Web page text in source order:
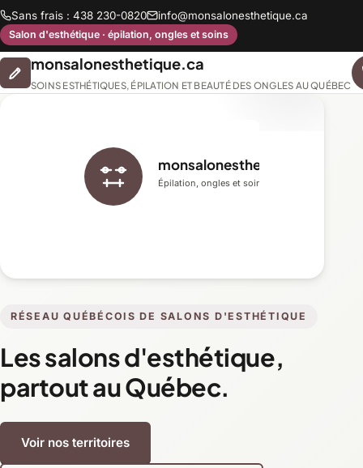
Sans frais : 438 230-0820 info@monsalonesthetique.ca
Salon d'esthétique · épilation, ongles et soins
monsalonesthetique.ca
SOINS ESTHÉTIQUES, ÉPILATION ET BEAUTÉ DES ONGLES AU QUÉBEC
RÉSEAU QUÉBÉCOIS DE SALONS D'ESTHÉTIQUE
Les salons d'esthétique,
partout au Québec.
Voir nos territoires
monsalonesthetique.ca
Épilation, ongles et soins du visage